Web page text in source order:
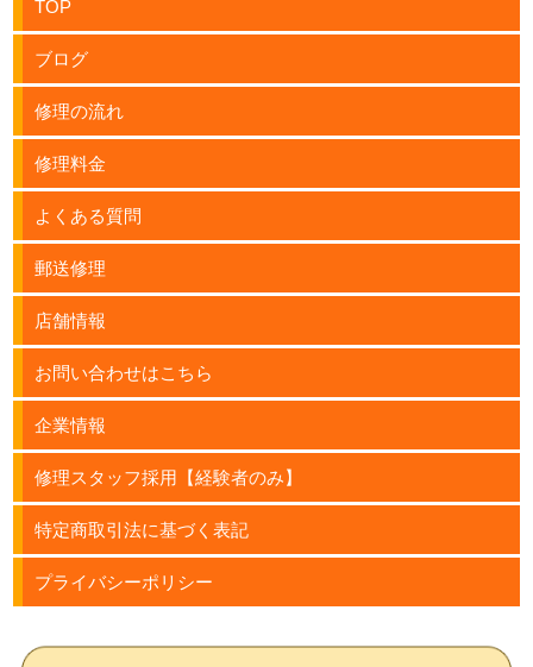
TOP
ブログ
修理の流れ
修理料金
よくある質問
郵送修理
店舗情報
お問い合わせはこちら
企業情報
修理スタッフ採用【経験者のみ】
特定商取引法に基づく表記
プライバシーポリシー